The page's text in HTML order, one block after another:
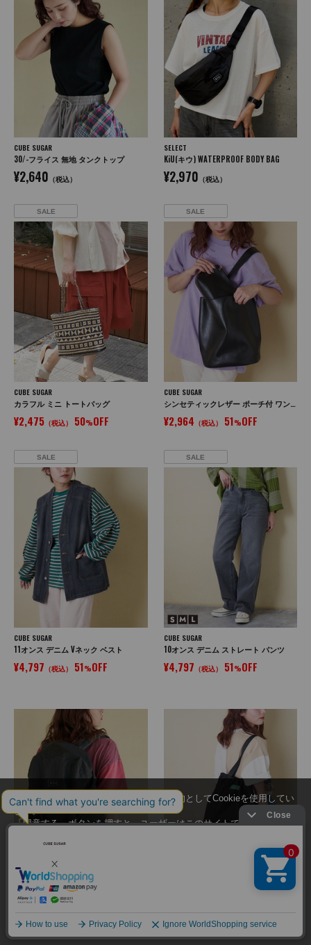
CUBE SUGAR
30/-フライス 無地 タンクトップ
¥2,640 （税込）
SELECT
KiU(キウ) WATERPROOF BODY BAG
¥2,970 （税込）
SALE
CUBE SUGAR
カラフル ミニ トートバッグ
¥2,475 （税込） 50%OFF
SALE
CUBE SUGAR
シンセティックレザー ポーチ付 ワンショルダー バッグ
¥2,964 （税込） 51%OFF
SALE
CUBE SUGAR
11オンス デニム Vネック ベスト
¥4,797 （税込） 51%OFF
SALE
CUBE SUGAR
10オンス デニム ストレート パンツ
¥4,797 （税込） 51%OFF
SELECT
¥3,300
KiU (キウ) 2WAY RAIN BAG COVER ２WAYレインバッグカバー
当サイトではユーザーの利便性向上を目的としてCookieを使用してい
ます。
「同意する」ボタンを押すと、ユーザーはこのサイトでのCookieの使
Cookieの使用に関する詳細は「
」をご覧ください。